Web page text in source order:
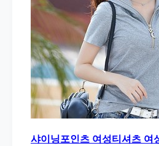
샤이닝포인츠 여성티셔츠 여